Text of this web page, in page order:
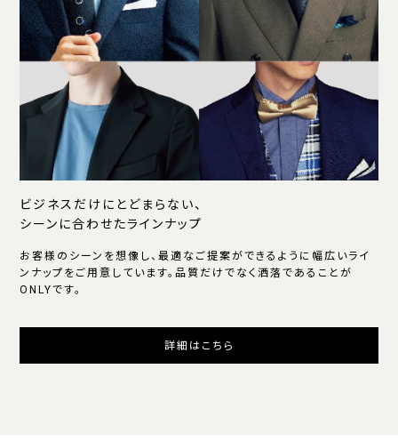
ビジネスだけにとどまらない、
シーンに合わせたラインナップ
お客様のシーンを想像し、最適なご提案ができるように幅広いライ
ンナップをご用意しています。品質だけでなく洒落であることが
ONLYです。
詳細はこちら